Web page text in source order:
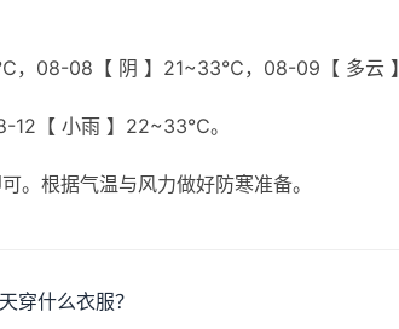
08-08【 阴 】21~33℃，08-09【 多云 】
【 小雨 】22~33℃。
。根据气温与风力做好防寒准备。
穿什么衣服？